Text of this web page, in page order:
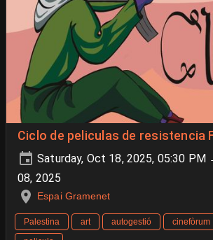
Ciclo de peliculas de resistencia
Saturday, Oct 18, 2025, 05:30 PM
08, 2025
Espai Gramenet
Palestina art autogestió cinefòrum